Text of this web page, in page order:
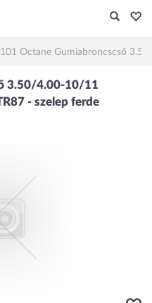
101 Octane Gumiabroncscső